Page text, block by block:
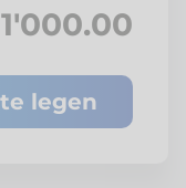
legen